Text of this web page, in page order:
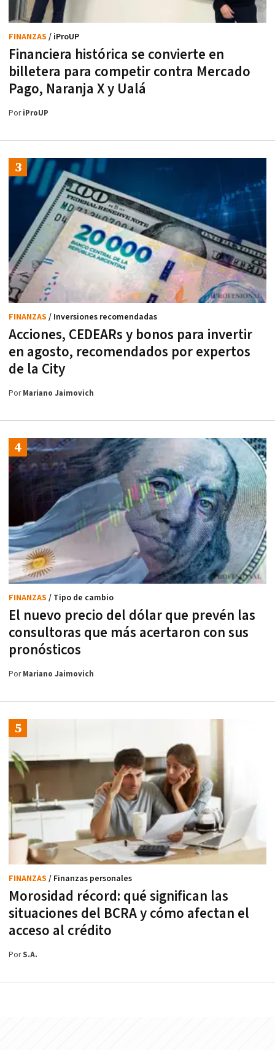
Financiera histórica se convierte en
billetera para competir contra Mercado
Pago, Naranja X y Ualá
FINANZAS / iProUP
PoriProUP
Acciones, CEDEARs y bonos para invertir
en agosto, recomendados por expertos
de la City
FINANZAS / Inversiones recomendadas
PorMariano Jaimovich
El nuevo precio del dólar que prevén las
consultoras que más acertaron con sus
pronósticos
FINANZAS / Tipo de cambio
PorMariano Jaimovich
Morosidad récord: qué significan las
situaciones del BCRA y cómo afectan el
acceso al crédito
FINANZAS / Finanzas personales
PorS.A.